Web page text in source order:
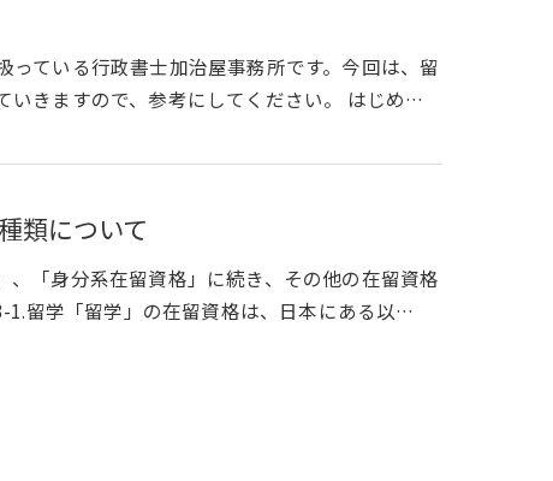
ている行政書士加治屋事務所です。今回は、留
いきますので、参考にしてください。 はじめ…
類について
「身分系在留資格」に続き、その他の在留資格
1.留学「留学」の在留資格は、日本にある以…